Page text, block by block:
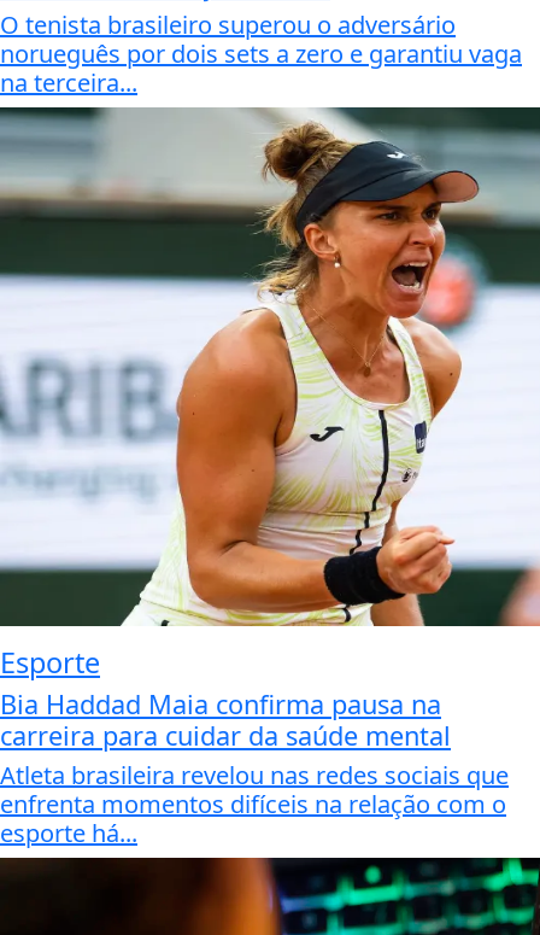
O tenista brasileiro superou o adversário
norueguês por dois sets a zero e garantiu vaga
na terceira...
Esporte
Bia Haddad Maia confirma pausa na
carreira para cuidar da saúde mental
Atleta brasileira revelou nas redes sociais que
enfrenta momentos difíceis na relação com o
esporte há...